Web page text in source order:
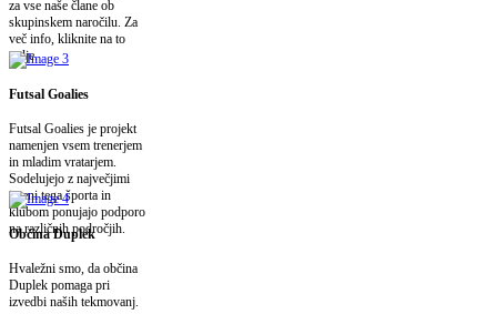
za vse naše člane ob
skupinskem naročilu. Za
več info, kliknite na to
polje.
Futsal Goalies
Futsal Goalies je projekt
namenjen vsem trenerjem
in mladim vratarjem.
Sodelujejo z največjimi
imeni tega športa in
klubom ponujajo podporo
na različnih področjih.
Občina Duplek
Hvaležni smo, da občina
Duplek pomaga pri
izvedbi naših tekmovanj.